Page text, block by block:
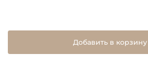
Добавить в корзину